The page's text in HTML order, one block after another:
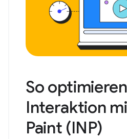
So
Interaktion
Paint (INP)